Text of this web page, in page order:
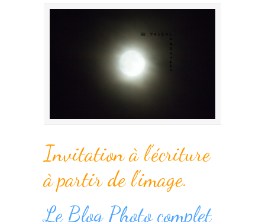
Invitation à l’écriture
à partir de l’image.
Le Blog Photo complet